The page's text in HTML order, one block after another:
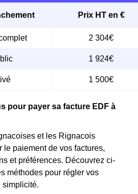
Prix HT en €
2 304€
1 924€
1 500€
pour payer sa facture EDF à
et les Rignacois
le paiement de vos factures,
et préférences. Découvrez ci-
méthodes pour régler vos
simplicité.